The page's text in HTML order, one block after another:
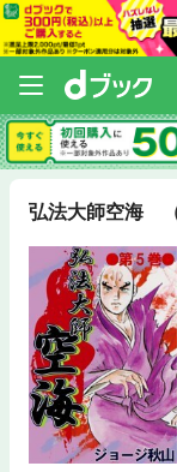
弘法大師空海 （